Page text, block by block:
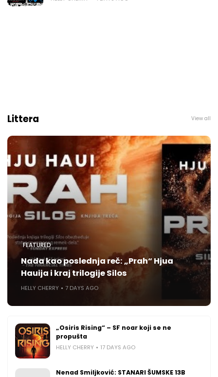
Littera View all
FEATURED
Nada kao poslednja reč: „Prah“ Hjua
Hauija i kraj trilogije Silos
HELLY CHERRY 7 DAYS AGO
„Osiris Rising“ – SF noar koji se ne
propušta
HELLY CHERRY 17 DAYS AGO
Nenad Smiljković: STANARI ŠUMSKE 13B